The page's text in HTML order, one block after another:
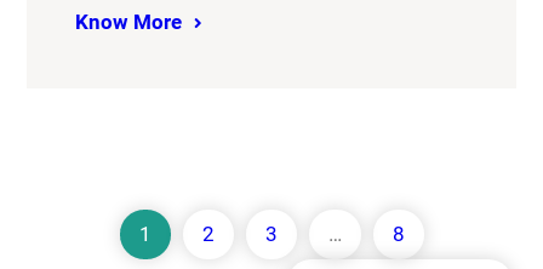
Know More
1 2 3 … 8